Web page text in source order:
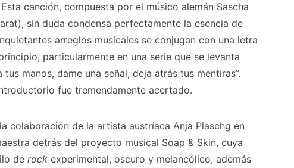
canción, compuesta por el músico alemán Sascha
sin duda condensa perfectamente la esencia de
arreglos musicales se conjugan con una letra
particularmente en una serie que se levanta
manos, dame una señal, deja atrás tus mentiras”.
fue tremendamente acertado.
colaboración de la artista austríaca Anja Plaschg en
detrás del proyecto musical Soap & Skin, cuya
de rock experimental, oscuro y melancólico, además